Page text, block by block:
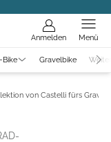
Anmelden Menü
Bike Gravelbike
von Castelli fürs Graveln